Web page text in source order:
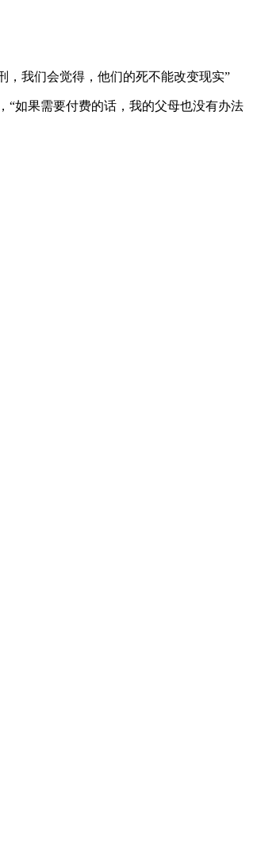
我们会觉得，他们的死不能改变现实”
“如果需要付费的话，我的父母也没有办法